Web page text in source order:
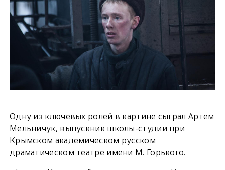
Одну из ключевых ролей в картине сыграл Артем
Мельничук, выпускник школы-студии при
Крымском академическом русском
драматическом театре имени М. Горького.